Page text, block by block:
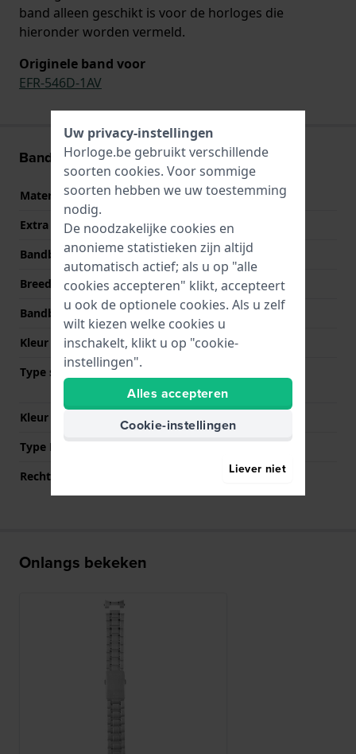
band alleen geschikt is voor de horloges die
hieronder worden vermeld.
Originele band voor
EFR-546D-1AV
Band informatie
Materiaal Band
Roestvrij staal
Extra info
Stainless Steel Bracelet
Bandbreedte
22 mm
Breedte bandaanzet
22 mm
Bandbreedte bij sluiting
20 mm
Kleur Band
Zilver
Type sluiting
drukknoppen
Kleur sluiting
Zilver
Type Bevestiging
Bandpennen
Rechte aanzet
Onlangs bekeken
Uw privacy-instellingen
Horloge.be gebruikt verschillende
soorten cookies. Voor sommige
soorten hebben we uw toestemming
nodig.
De noodzakelijke cookies en
anonieme statistieken zijn altijd
automatisch actief; als u op "alle
cookies accepteren" klikt, accepteert
u ook de optionele cookies. Als u zelf
wilt kiezen welke cookies u
inschakelt, klikt u op "cookie-
instellingen".
Alles accepteren
Cookie-instellingen
Liever niet